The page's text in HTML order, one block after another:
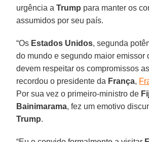
urgência aTrump para manter os
assumidos por seu país.
“Os Estados Unidos, segunda
do mundo e segundo maior emissor
devem respeitar os compromissos
recordou o presidente da França,
Por sua vez o primeiro-ministro de
Bainimarama, fez um emotivo
Trump.